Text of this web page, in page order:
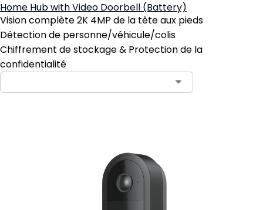
Home Hub with Video Doorbell (Battery)
Vision complète 2K 4MP de la tête aux pieds
Détection de personne/véhicule/colis
Chiffrement de stockage & Protection de la
confidentialité